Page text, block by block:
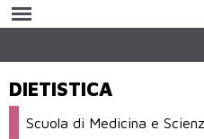
contenuto
DIETISTICA
Scuola di Medicina e